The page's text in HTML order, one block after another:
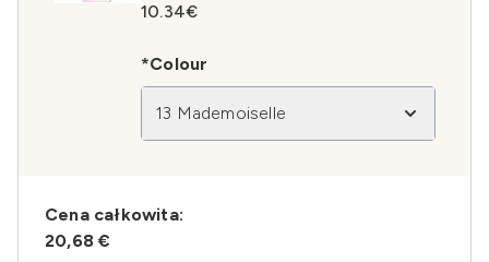
10.34€
*Colour
13 Mademoiselle
Cena całkowita:
20,68 €